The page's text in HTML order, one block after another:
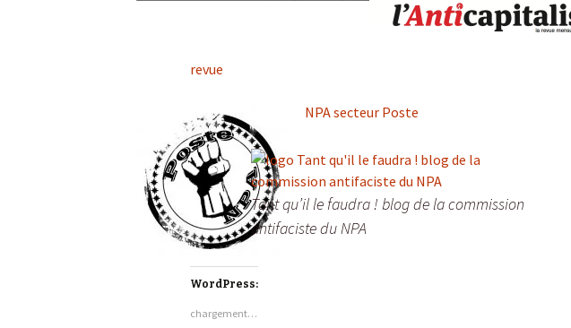
revue
NPA secteur Poste
Tant qu’il le faudra ! blog de la commission
antifaciste du NPA
WordPress:
chargement…